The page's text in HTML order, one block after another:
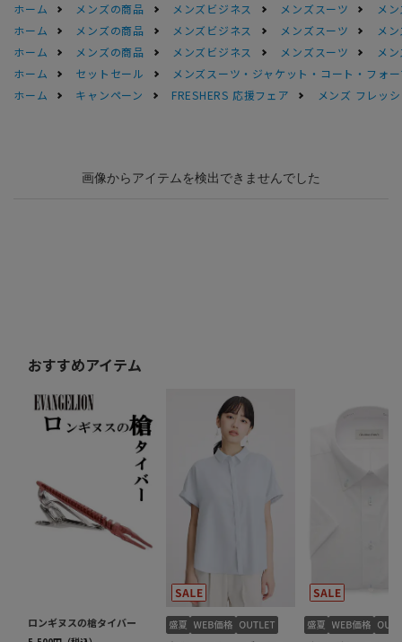
ホーム メンズの商品 メンズビジネス メンズスーツ
メ
ホーム
メンズの商品 メンズビジネス メンズスーツ
メ
ホーム
メンズの商品 メンズビジネス メンズスーツ
メ
ホーム
セットセール
メンズスーツ・ジャケット・コート・フォ
ホーム
キャンペーン FRESHERS 応援フェア メンズ フレッ